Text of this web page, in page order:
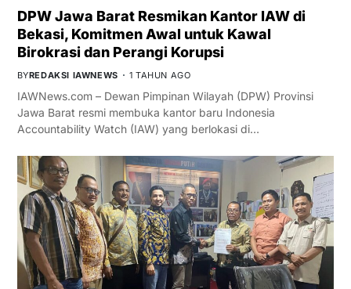
DPW Jawa Barat Resmikan Kantor IAW di
Bekasi, Komitmen Awal untuk Kawal
Birokrasi dan Perangi Korupsi
BYREDAKSI IAWNEWS 1 TAHUN AGO
IAWNews.com – Dewan Pimpinan Wilayah (DPW) Provinsi
Jawa Barat resmi membuka kantor baru Indonesia
Accountability Watch (IAW) yang berlokasi di…